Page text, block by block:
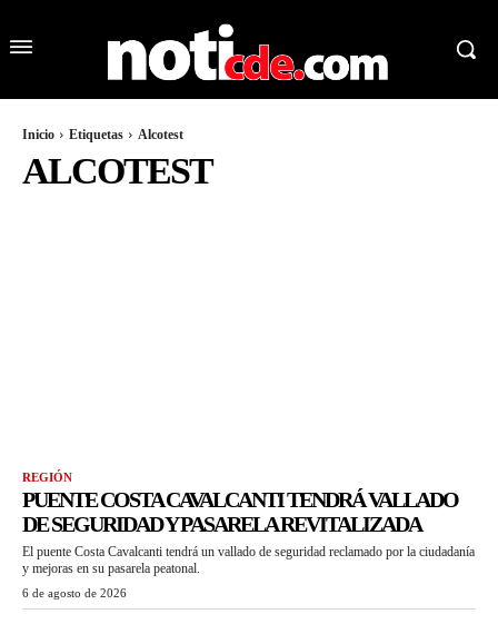
Inicio Etiquetas Alcotest
ALCOTEST
REGIÓN
PUENTE COSTA CAVALCANTI TENDRÁ VALLADO
DE SEGURIDAD Y PASARELA REVITALIZADA
El puente Costa Cavalcanti tendrá un vallado de seguridad reclamado por la ciudadanía
y mejoras en su pasarela peatonal.
6 de agosto de 2026